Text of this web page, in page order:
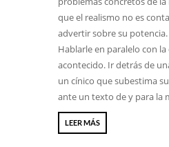
que el realismo no es
advertir sobre su
Hablarle en paralelo con la
acontecido. Ir detrás de
un cínico que subestima
ante un texto de y para la
LEER MÁS